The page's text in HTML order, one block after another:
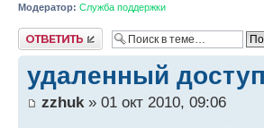
Модератор: Служба поддержки
Ответить
удаленный доступ
zzhuk» 01 окт 2010, 09:06